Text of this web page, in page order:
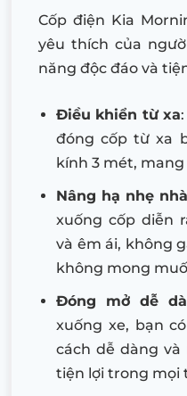
Cốp điện Kia
yêu thích của
năng độc đáo và
Điều khiển từ xa
đóng cốp từ xa
kính 3 mét, mang
Nâng hạ nhẹ
xuống cốp diễn
và êm ái, không
không mong
Đóng mở dễ
xuống xe, bạn
cách dễ dàng và
tiện lợi trong mọi